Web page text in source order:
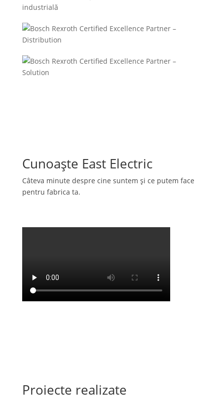
Cunoaște East Electric
Câteva minute despre cine suntem și ce putem face
pentru fabrica ta.
Proiecte realizate